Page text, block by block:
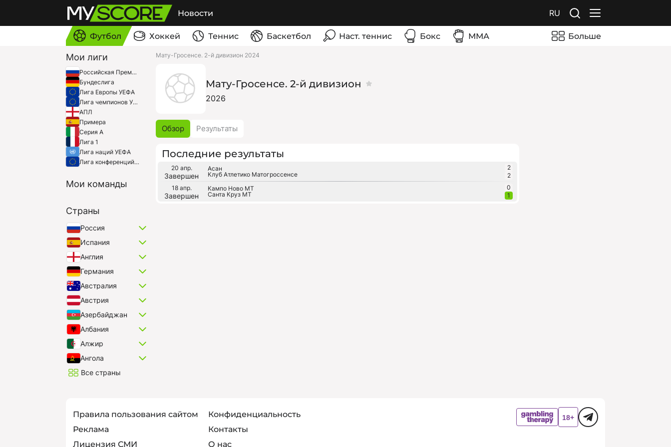
Новости RU
Футбол Хоккей Теннис Баскетбол Наст. теннис Бокс ММА Больше
Мои лиги
Российская Премьер-Лига
Бундеслига
Лига Европы УЕФА
Лига чемпионов УЕФА
АПЛ
Примера
Серия A
Лига 1
Лига наций УЕФА
Лига конференций УЕФА
Мои команды
Страны
Россия
Испания
Англия
Германия
Австралия
Австрия
Азербайджан
Албания
Алжир
Ангола
Все страны
Мату-Гросенсе. 2-й дивизион 2024
Мату-Гросенсе. 2-й дивизион
2026
Обзор Результаты
Последние результаты
20 апр.
Завершен
Асан
Клуб Атлетико Матогроссенсе
2
2
18 апр.
Завершен
Кампо Ново МТ
Санта Круз МТ
0
1
Правила пользования сайтом
Конфиденциальность
Реклама
Контакты
Лицензия СМИ
О нас